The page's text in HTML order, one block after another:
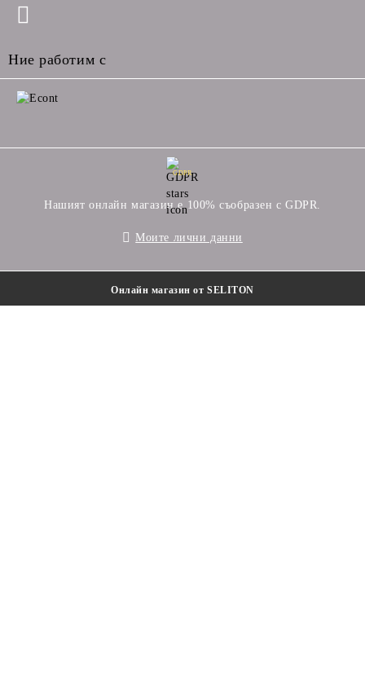
Ние работим с
GDPR
Нашият онлайн магазин е 100% съобразен с GDPR.
Моите лични данни
Онлайн магазин от SELITON